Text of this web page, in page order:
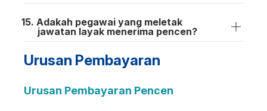
Adakah pegawai yang meletak
jawatan layak menerima pencen?
Urusan Pembayaran
Urusan Pembayaran Pencen